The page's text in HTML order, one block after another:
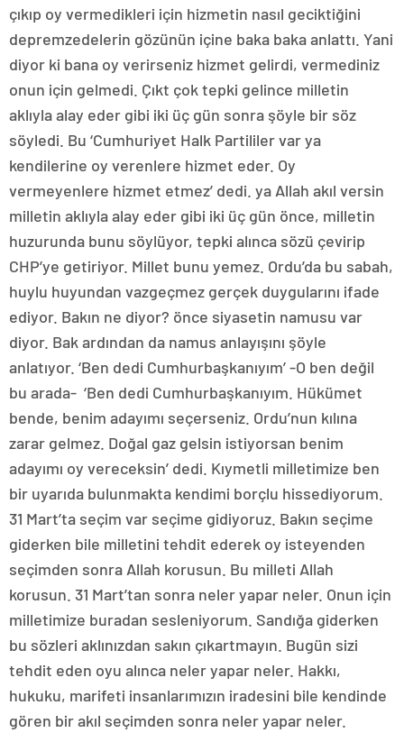
çıkıp oy vermedikleri için hizmetin nasıl geciktiğini
depremzedelerin gözünün içine baka baka anlattı. Yani
diyor ki bana oy verirseniz hizmet gelirdi, vermediniz
onun için gelmedi. Çıkt çok tepki gelince milletin
aklıyla alay eder gibi iki üç gün sonra şöyle bir söz
söyledi. Bu ‘Cumhuriyet Halk Partililer var ya
kendilerine oy verenlere hizmet eder. Oy
vermeyenlere hizmet etmez’ dedi. ya Allah akıl versin
milletin aklıyla alay eder gibi iki üç gün önce, milletin
huzurunda bunu söylüyor, tepki alınca sözü çevirip
CHP’ye getiriyor. Millet bunu yemez. Ordu’da bu sabah,
huylu huyundan vazgeçmez gerçek duygularını ifade
ediyor. Bakın ne diyor? önce siyasetin namusu var
diyor. Bak ardından da namus anlayışını şöyle
anlatıyor. ‘Ben dedi Cumhurbaşkanıyım’ -O ben değil
bu arada- ‘Ben dedi Cumhurbaşkanıyım. Hükümet
bende, benim adayımı seçerseniz. Ordu’nun kılına
zarar gelmez. Doğal gaz gelsin istiyorsan benim
adayımı oy vereceksin’ dedi. Kıymetli milletimize ben
bir uyarıda bulunmakta kendimi borçlu hissediyorum.
31 Mart’ta seçim var seçime gidiyoruz. Bakın seçime
giderken bile milletini tehdit ederek oy isteyenden
seçimden sonra Allah korusun. Bu milleti Allah
korusun. 31 Mart’tan sonra neler yapar neler. Onun için
milletimize buradan sesleniyorum. Sandığa giderken
bu sözleri aklınızdan sakın çıkartmayın. Bugün sizi
tehdit eden oyu alınca neler yapar neler. Hakkı,
hukuku, marifeti insanlarımızın iradesini bile kendinde
gören bir akıl seçimden sonra neler yapar neler.